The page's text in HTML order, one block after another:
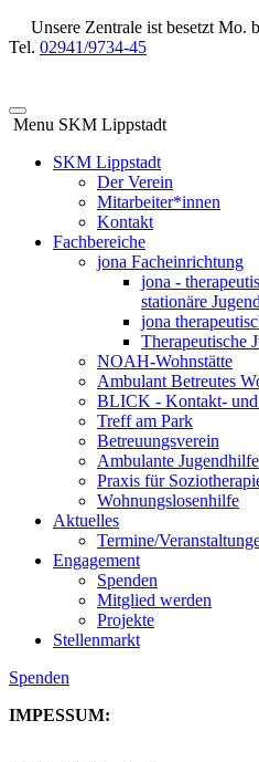
Unsere Zentrale ist besetzt
Tel. 02941/9734-45
Menu SKM Lippstadt
SKM Lippstadt
Der Verein
Mitarbeiter*innen
Kontakt
Fachbereiche
jona Facheinrichtung
jona -
stationäre
jona
Therapeutische
NOAH-Wohnstätte
Ambulant Betreutes
BLICK - Kontakt- und
Treff am Park
Betreuungsverein
Ambulante Jugendhilfe
Praxis für
Wohnungslosenhilfe
Aktuelles
Termine/
Engagement
Spenden
Mitglied werden
Projekte
Stellenmarkt
Spenden
IMPESSUM: